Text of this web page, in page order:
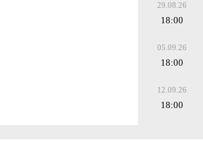
29.08.26
18:00
05.09.26
18:00
12.09.26
18:00